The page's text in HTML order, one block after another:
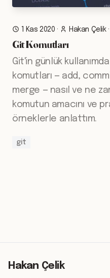
1 Kas 2020 · Hakan Çelik
Git Komutları
Git'in günlük
komutları — add,
merge — nasıl ve ne
komutun amacını ve
örneklerle anlattım.
git
Hakan Çelik